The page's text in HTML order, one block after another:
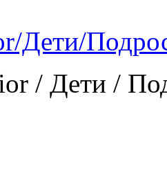
Дети/
/ Дети /